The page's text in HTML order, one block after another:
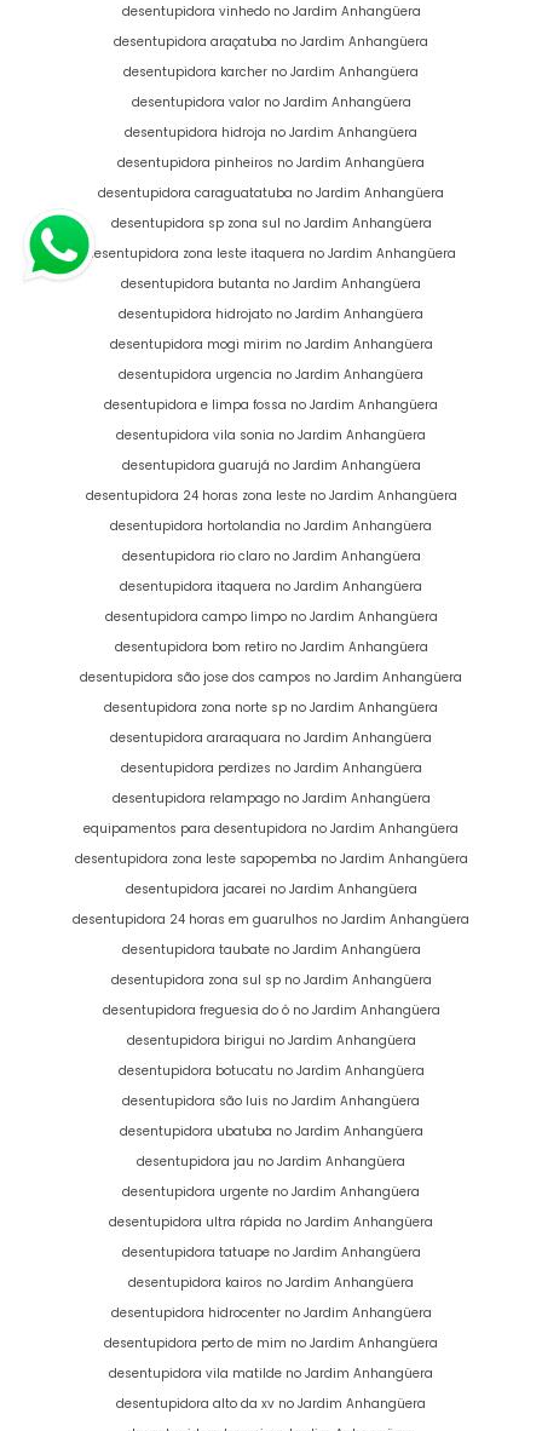
desentupidora vinhedo no Jardim Anhangüera
desentupidora araçatuba no Jardim Anhangüera
desentupidora karcher no Jardim Anhangüera
desentupidora valor no Jardim Anhangüera
desentupidora hidroja no Jardim Anhangüera
desentupidora pinheiros no Jardim Anhangüera
desentupidora caraguatatuba no Jardim Anhangüera
desentupidora sp zona sul no Jardim Anhangüera
desentupidora zona leste itaquera no Jardim Anhangüera
desentupidora butanta no Jardim Anhangüera
desentupidora hidrojato no Jardim Anhangüera
desentupidora mogi mirim no Jardim Anhangüera
desentupidora urgencia no Jardim Anhangüera
desentupidora e limpa fossa no Jardim Anhangüera
desentupidora vila sonia no Jardim Anhangüera
desentupidora guarujá no Jardim Anhangüera
desentupidora 24 horas zona leste no Jardim Anhangüera
desentupidora hortolandia no Jardim Anhangüera
desentupidora rio claro no Jardim Anhangüera
desentupidora itaquera no Jardim Anhangüera
desentupidora campo limpo no Jardim Anhangüera
desentupidora bom retiro no Jardim Anhangüera
desentupidora são jose dos campos no Jardim Anhangüera
desentupidora zona norte sp no Jardim Anhangüera
desentupidora araraquara no Jardim Anhangüera
desentupidora perdizes no Jardim Anhangüera
desentupidora relampago no Jardim Anhangüera
equipamentos para desentupidora no Jardim Anhangüera
desentupidora zona leste sapopemba no Jardim Anhangüera
desentupidora jacarei no Jardim Anhangüera
desentupidora 24 horas em guarulhos no Jardim Anhangüera
desentupidora taubate no Jardim Anhangüera
desentupidora zona sul sp no Jardim Anhangüera
desentupidora freguesia do ó no Jardim Anhangüera
desentupidora birigui no Jardim Anhangüera
desentupidora botucatu no Jardim Anhangüera
desentupidora são luis no Jardim Anhangüera
desentupidora ubatuba no Jardim Anhangüera
desentupidora jau no Jardim Anhangüera
desentupidora urgente no Jardim Anhangüera
desentupidora ultra rápida no Jardim Anhangüera
desentupidora tatuape no Jardim Anhangüera
desentupidora kairos no Jardim Anhangüera
desentupidora hidrocenter no Jardim Anhangüera
desentupidora perto de mim no Jardim Anhangüera
desentupidora vila matilde no Jardim Anhangüera
desentupidora alto da xv no Jardim Anhangüera